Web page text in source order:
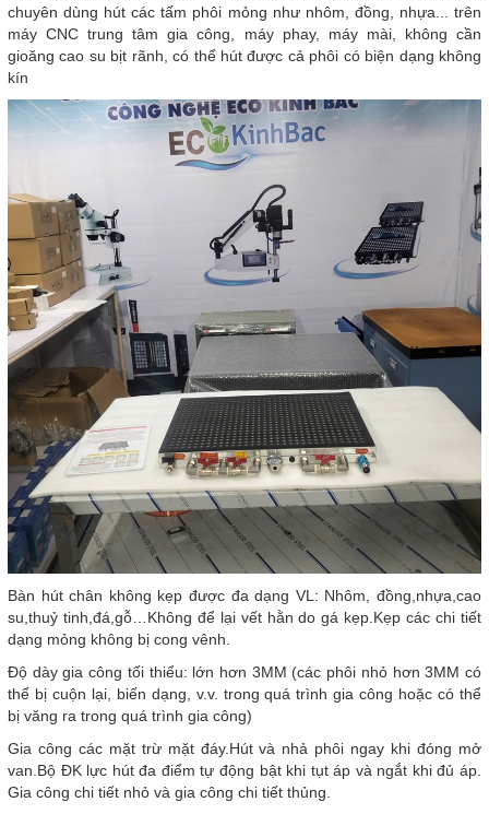
chuyên dùng hút các tấm phôi mỏng như nhôm, đồng, nhựa... trên
máy CNC trung tâm gia công, máy phay, máy mài, không cần
gioăng cao su bịt rãnh, có thể hút được cả phôi có biện dạng không
kín
Bàn hút chân không kẹp được đa dạng VL: Nhôm, đồng,nhựa,cao
su,thuỷ tinh,đá,gỗ…Không để lại vết hằn do gá kẹp.Kẹp các chi tiết
dạng mỏng không bị cong vênh.
Độ dày gia công tối thiểu: lớn hơn 3MM (các phôi nhỏ hơn 3MM có
thể bị cuộn lại, biến dạng, v.v. trong quá trình gia công hoặc có thể
bị văng ra trong quá trình gia công)
Gia công các mặt trừ mặt đáy.Hút và nhả phôi ngay khi đóng mở
van.Bộ ĐK lực hút đa điểm tự động bật khi tụt áp và ngắt khi đủ áp.
Gia công chi tiết nhỏ và gia công chi tiết thủng.